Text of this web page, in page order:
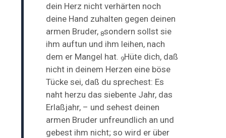
dein Herz nicht verhärten noch
deine Hand zuhalten gegen deinen
armen Bruder, 8sondern sollst sie
ihm auftun und ihm leihen, nach
dem er Mangel hat. 9Hüte dich, daß
nicht in deinem Herzen eine böse
Tücke sei, daß du sprechest: Es
naht herzu das siebente Jahr, das
Erlaßjahr, – und sehest deinen
armen Bruder unfreundlich an und
gebest ihm nicht; so wird er über